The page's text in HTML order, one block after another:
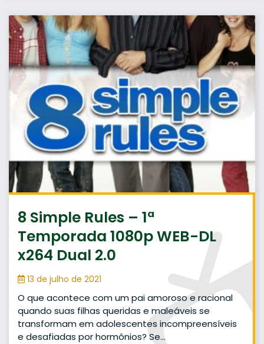
8 Simple Rules – 1ª
Temporada 1080p WEB-DL
x264 Dual 2.0
13 de julho de 2021
O que acontece com um pai amoroso e racional
quando suas filhas queridas e maleáveis se
transformam em adolescentes incompreensíveis
e desafiadas por hormônios? Se…